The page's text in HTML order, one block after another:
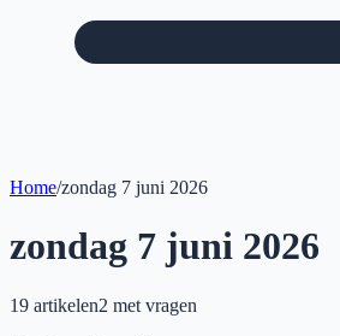
Home/zondag 7 juni 2026
zondag 7 juni 2026
19 artikelen2 met vragen